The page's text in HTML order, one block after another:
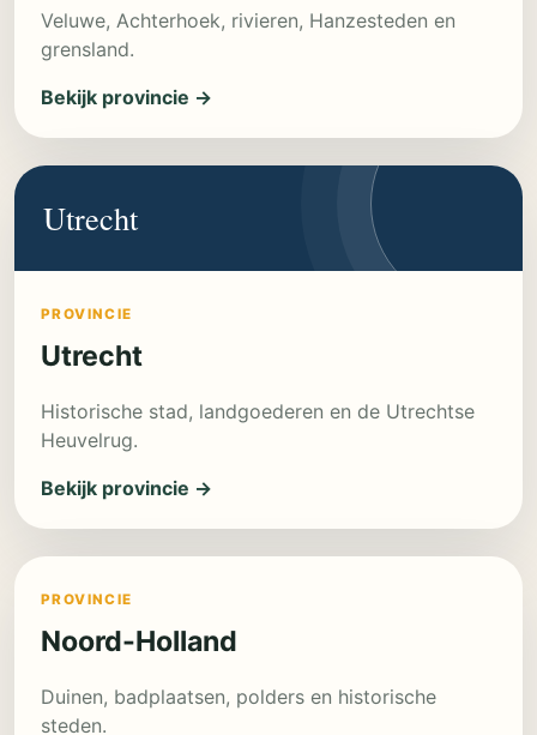
Veluwe, Achterhoek, rivieren, Hanzesteden en
grensland.
Bekijk provincie →
Utrecht
PROVINCIE
Utrecht
Historische stad, landgoederen en de Utrechtse
Heuvelrug.
Bekijk provincie →
PROVINCIE
Noord-Holland
Duinen, badplaatsen, polders en historische
steden.